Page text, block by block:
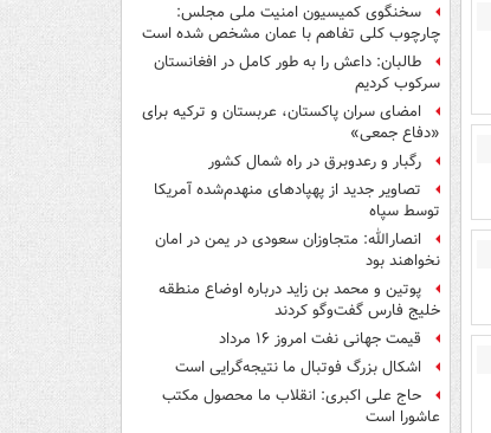
سخنگوی کمیسیون امنیت ملی مجلس:
چارچوب کلی تفاهم با عمان مشخص شده است
طالبان: داعش را به طور کامل در افغانستان
سرکوب کردیم
امضای سران پاکستان، عربستان و ترکیه برای
«دفاع جمعی»
رگبار و رعدوبرق در راه شمال کشور
تصاویر جدید از پهپادهای منهدم‌شده آمریکا
توسط سپاه
انصارالله: متجاوزان سعودی در یمن در امان
نخواهند بود
پوتین و محمد بن زاید درباره اوضاع منطقه
خلیج فارس گفت‌وگو کردند
قیمت جهانی نفت امروز ۱۶ مرداد
اشکال بزرگ فوتبال ما نتیجه‌گرایی است
حاج علی اکبری: انقلاب ما محصول مکتب
عاشورا است